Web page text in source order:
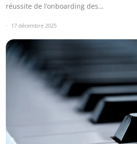
réussite de l’onboarding des…
17 décembre 2025